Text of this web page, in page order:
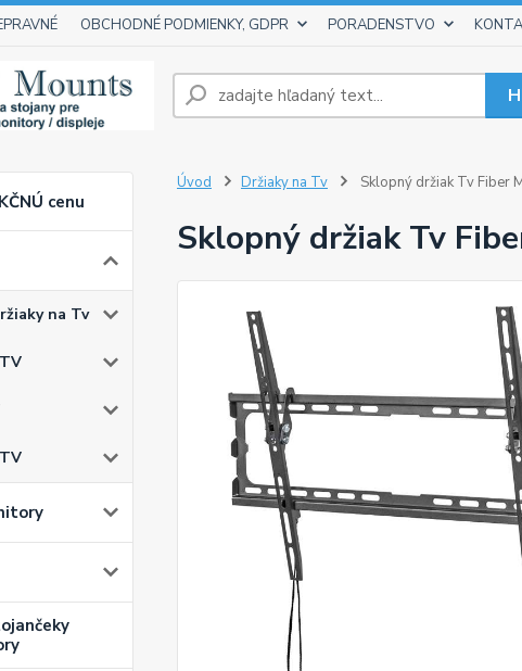
OBCHODNÉ PODMIENKY, GDPR PORADENSTVO
cenu
na Tv
Úvod Držiaky na Tv Sklopný držiak Tv Fiber
Sklopný držiak Tv